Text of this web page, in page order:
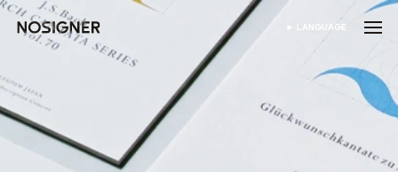
ANA SAYFA
DIL SEÇIN
LANGUAGE